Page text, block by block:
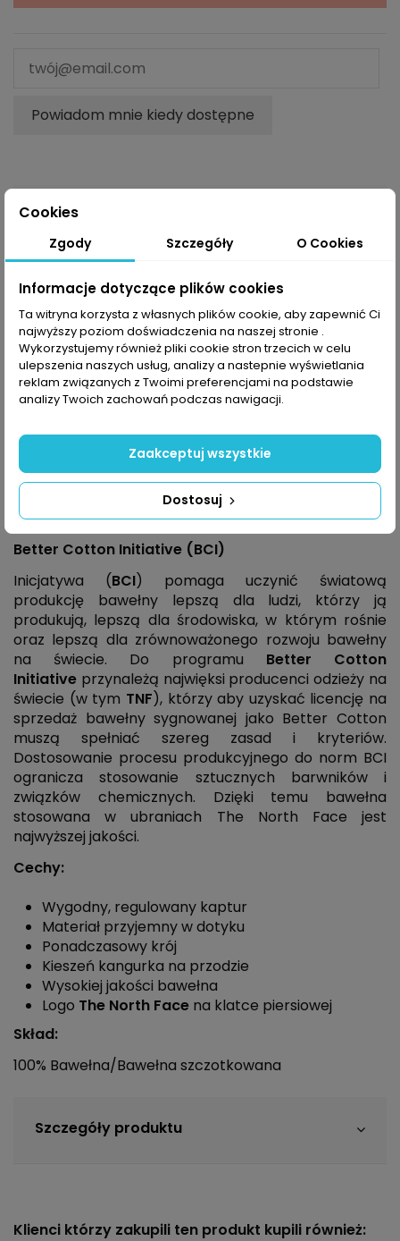
Powiadom mnie kiedy dostępne
Opis
Bluza z kapturemThe North Face Drew Peak
stanowić podstawę każdej
garderoby - niesamowicie wygodna i ciepła idealnie
sprawdzi się jako warstwa wierzchnia w czasie
chłodniejszych dni. Wykonana z certyfikowanej
bawełny Better Cotton Initiative jest gładka z
zewnątrz, a dzięki szczotkowanej bawełnie jest
uzupełnia klasyczny kaptur ze sznurkiem oraz
pojemna kieszeń kangurka. Dla prawdziwych fanów
markiThe North Facekluczowym elementem
designu jest charakterystyczne logo
wyhaftowane na przodzie.
Better Cotton Initiative (BCI)
Inicjatywa (BCI) pomaga uczynić światową
produkcję bawełny lepszą dla ludzi, którzy ją
produkują, lepszą dla środowiska, w którym rośnie
oraz lepszą dla zrównoważonego rozwoju bawełny
na świecie. Do programu Better Cotton
Initiative przynależą najwięksi producenci odzieży na
świecie (w tym TNF), którzy aby uzyskać licencję na
sprzedaż bawełny sygnowanej jako Better Cotton
muszą spełniać szereg zasad i kryteriów.
Dostosowanie procesu produkcyjnego do norm BCI
ogranicza stosowanie sztucznych barwników i
związków chemicznych. Dzięki temu bawełna
stosowana w ubraniach The North Face jest
najwyższej jakości.
Cechy:
Wygodny, regulowany kaptur
Materiał przyjemny w dotyku
Ponadczasowy krój
Kieszeń kangurka na przodzie
Wysokiej jakości bawełna
Logo The North Face na klatce piersiowej
Skład:
100% Bawełna/Bawełna szczotkowana
Szczegóły produktu
Klienci którzy zakupili ten produkt kupili również:
Cookies
Zgody Szczegóły O Cookies
Informacje dotyczące plików cookies
Ta witryna korzysta z własnych plików cookie, aby zapewnić Ci
najwyższy poziom doświadczenia na naszej stronie .
Wykorzystujemy również pliki cookie stron trzecich w celu
ulepszenia naszych usług, analizy a nastepnie wyświetlania
reklam związanych z Twoimi preferencjami na podstawie
analizy Twoich zachowań podczas nawigacji.
Dostosuj
Zaakceptuj wszystkie